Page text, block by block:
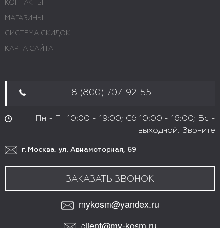
КОНТАКТЫ
МАГАЗИНЫ
СИСТЕМА СКИДОК
КАРТА САЙТА
8 (800) 707-92-55
Пн - Пт 10:00 - 19:00; Сб 10:00 - 16:00; Вс -
выходной. Звоните
г. Москва, ул. Авиамоторная, 69
ЗАКАЗАТЬ ЗВОНОК
mykosm@yandex.ru
client@my-kosm.ru